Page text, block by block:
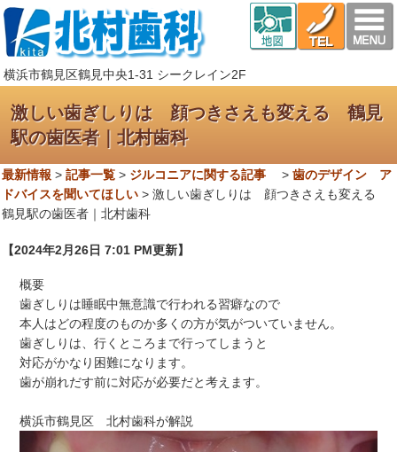
横浜市鶴見区鶴見中央1-31 シークレイン2F
激しい歯ぎしりは 顔つきさえも変える 鶴見
駅の歯医者｜北村歯科
最新情報 > 記事一覧 > ジルコニアに関する記事 > 歯のデザイン ア
ドバイスを聞いてほしい > 激しい歯ぎしりは 顔つきさえも変える
鶴見駅の歯医者｜北村歯科
【2024年2月26日 7:01 PM更新】
概要
歯ぎしりは睡眠中無意識で行われる習癖なので
本人はどの程度のものか多くの方が気がついていません。
歯ぎしりは、行くところまで行ってしまうと
対応がかなり困難になります。
歯が崩れだす前に対応が必要だと考えます。
横浜市鶴見区 北村歯科が解説